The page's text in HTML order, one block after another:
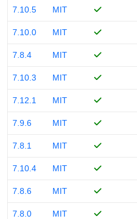
7.10.5 MIT
7.10.0 MIT
7.8.4 MIT
7.10.3 MIT
7.12.1 MIT
7.9.6 MIT
7.8.1 MIT
7.10.4 MIT
7.8.6 MIT
7.8.0 MIT